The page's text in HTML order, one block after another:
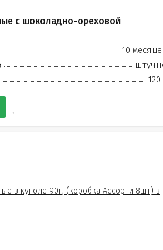
с шоколадно-ореховой
10
120